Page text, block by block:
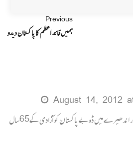
Previous
ہمیں قائد اعظم کا پاکستا ن دیدو
August 14, 2012
لٹے،جلے،اجڑے اور اندھیرے میں ڈوبے پاکستان کو آزادی کے65سال